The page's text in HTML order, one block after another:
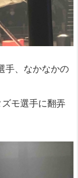
手、なかなかの
モ選手に翻弄